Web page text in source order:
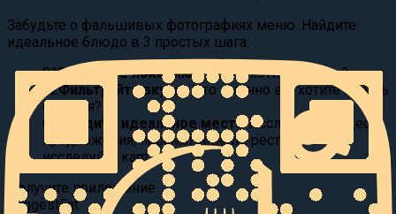
Забудьте о фальшивых фотографиях меню. Найдите
идеальное блюдо в 3 простых шага:
01Выберите локацию:
Где вы хотите поесть?
02Фильтруйте вкусы: Что именно вы хотите съесть
сегодня?
03
Найдите идеальное место Исследуйте видео
предложения, просматривайте рестораны или
исследуйте карту.
Получите приложение
SuggestEat